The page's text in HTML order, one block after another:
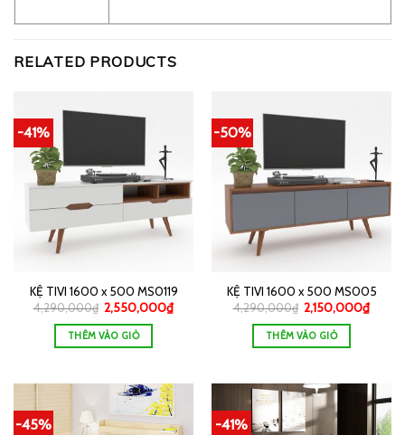
RELATED PRODUCTS
-41%
KỆ TIVI 1600 x 500 MS0119
4,290,000₫ 2,550,000₫
THÊM VÀO GIỎ
-50%
KỆ TIVI 1600 x 500 MS005
4,290,000₫ 2,150,000₫
THÊM VÀO GIỎ
-45% -41%